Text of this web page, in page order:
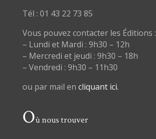
Tél : 01 43 22 73 85
Vous pouvez contacter les Éditions :
– Lundi et Mardi : 9h30 – 12h
– Mercredi et jeudi : 9h30 – 18h
– Vendredi : 9h30 – 11h30
ou par mail en cliquant ici.
Où nous trouver